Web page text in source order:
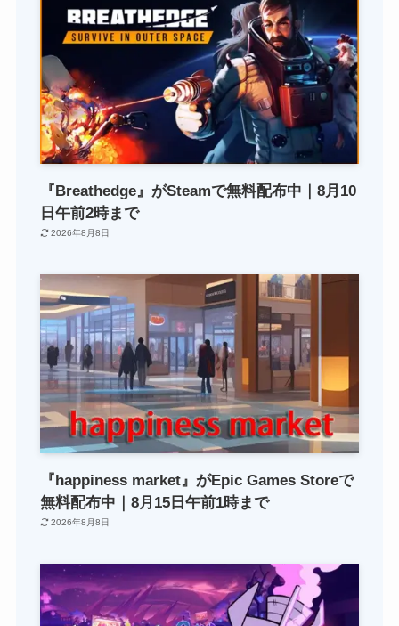
『Breathedge』がSteamで無料配布中｜8月10
日午前2時まで
2026年8月8日
『happiness market』がEpic Games Storeで
無料配布中｜8月15日午前1時まで
2026年8月8日